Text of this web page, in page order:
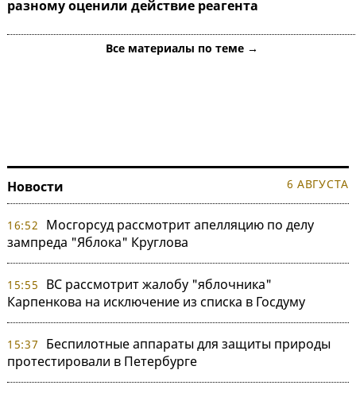
разному оценили действие реагента
Все материалы по теме →
Новости 6 АВГУСТА
16:52
Мосгорсуд рассмотрит апелляцию по делу
зампреда "Яблока" Круглова
15:55
ВС рассмотрит жалобу "яблочника"
Карпенкова на исключение из списка в Госдуму
15:37
Беспилотные аппараты для защиты природы
протестировали в Петербурге